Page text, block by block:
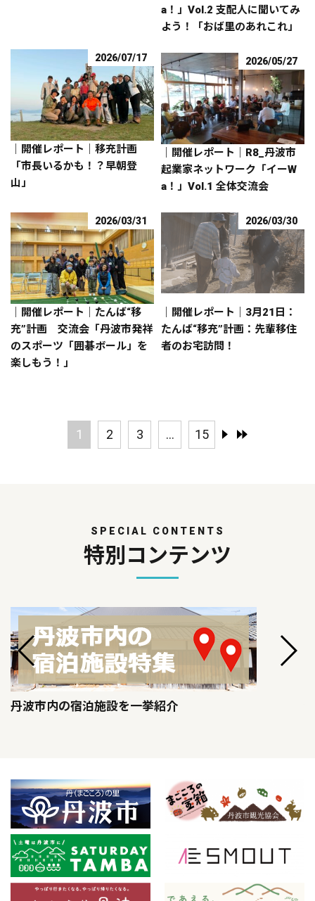
a！」Vol.2 支配人に聞いてみ
よう！「おば里のあれこれ」
2026/07/17
｜開催レポート｜移充計画
「市長いるかも！？早朝登
山」
2026/05/27
｜開催レポート｜R8_丹波市
起業家ネットワーク「イーW
a！」Vol.1 全体交流会
2026/03/31
｜開催レポート｜たんば“移
充”計画 交流会「丹波市発祥
のスポーツ「囲碁ボール」を
楽しもう！」
2026/03/30
｜開催レポート｜3月21日：
たんば“移充”計画：先輩移住
者のお宅訪問！
1 2 3 ... 15
SPECIAL CONTENTS
特別コンテンツ
丹波市内の宿泊施設を一挙紹介